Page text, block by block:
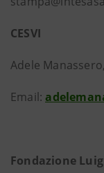
CESVI
Adele
Email:
Fondazione